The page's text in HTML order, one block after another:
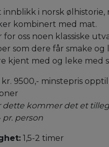
innblikk i norsk ølhistorie,
kombinert med mat.
for oss noen klassiske
som dere får smake
kjent med og leke med
kr. 9500,- minstepris
dette kommer det et
pr. person
1,5-2 timer